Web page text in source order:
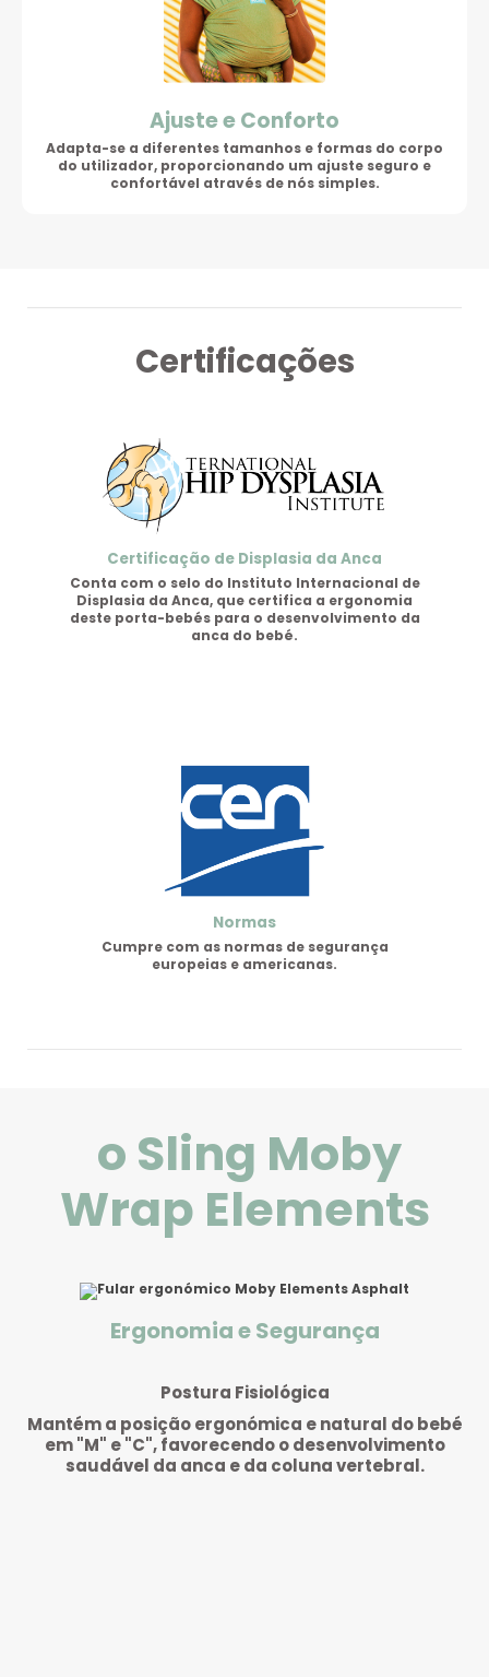
Ajuste e Conforto
Adapta-se a diferentes tamanhos e formas do corpo
do utilizador, proporcionando um ajuste seguro e
confortável através de nós simples.
Certificações
Certificação de Displasia da Anca
Conta com o selo do Instituto Internacional de
Displasia da Anca, que certifica a ergonomia
deste porta-bebés para o desenvolvimento da
anca do bebé.
Normas
Cumpre com as normas de segurança
europeias e americanas.
o Sling Moby
Wrap Elements
Ergonomia e Segurança
Postura Fisiológica
Mantém a posição ergonómica e natural do bebé
em "M" e "C", favorecendo o desenvolvimento
saudável da anca e da coluna vertebral.